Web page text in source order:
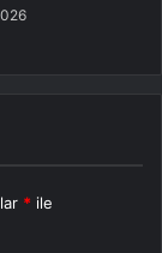
* ile